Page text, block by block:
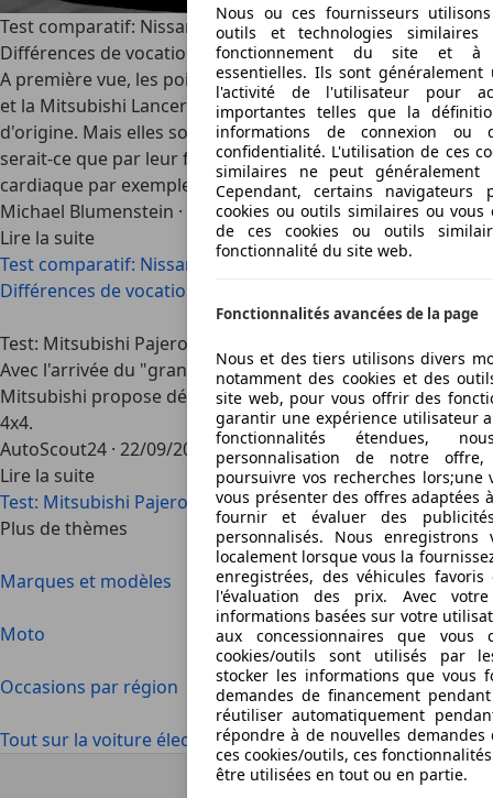
Nous ou ces fournisseurs
outils et technologies similaires
fonctionnement du site et à
essentielles. Ils sont
l'activité de l'utilisateur pour
importantes telles que la
informations de connexion ou
confidentialité. L'utilisation de ces
similaires ne peut généralement
Cependant, certains navigateurs
cookies ou outils similaires ou vous
de ces cookies ou outils
fonctionnalité du site web.
Fonctionnalités avancées de la page
Nous et des tiers utilisons divers
notamment des cookies et des
site web, pour vous offrir des
garantir une expérience utilisateur
fonctionnalités étendues,
personnalisation de notre
poursuivre vos recherches
vous présenter des offres adaptées
fournir et évaluer des
personnalisés. Nous enregistrons
localement lorsque vous la
enregistrées, des véhicules
l'évaluation des prix. Avec
informations basées sur votre
aux concessionnaires que vous
cookies/outils sont utilisés par
stocker les informations que vous
demandes de financement
réutiliser automatiquement
répondre à de nouvelles demandes
ces cookies/outils, ces
être utilisées en tout ou en partie.
Test comparatif: Nissan 370Z vs. Mitsubishi Lancer Evo X –
Différences de vocation
A première vue, les points communs entre la Nissan 370Z
et la Mitsubishi Lancer EVO X se limitent à leur pays
d'origine. Mais elles sont plus proches qu'il n'y paraît. Ne
serait-ce que par leur faculté à faire grimper le rythme
cardiaque par exemple…
Michael Blumenstein · 06/05/2010·4 min lu
Lire la suite
Test comparatif: Nissan 370Z vs. Mitsubishi Lancer Evo X –
Différences de vocation
Test: Mitsubishi Pajero Pinin – Le grand petit Pajero
Avec l'arrivée du "grand" Pajero Pinin à 5 portes,
Mitsubishi propose désormais une gamme complète de
4x4.
AutoScout24 · 22/09/2006 ·4 min lu
Lire la suite
Test: Mitsubishi Pajero Pinin – Le grand petit Pajero
Plus de thèmes
Marques et modèles
Moto
Occasions par région
Tout sur la voiture électrique
Haut